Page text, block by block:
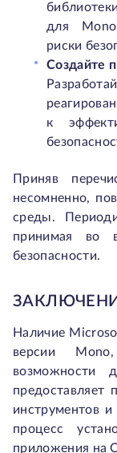
для
риски
Создайте
к
Приняв
несомненно,
среды.
принимая во
безопасности.
Наличие
версии
возможности
предоставляет
инструментов
процесс
приложения на